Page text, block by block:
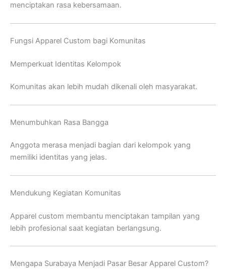
menciptakan rasa kebersamaan.
Fungsi Apparel Custom bagi Komunitas
Memperkuat Identitas Kelompok
Komunitas akan lebih mudah dikenali oleh masyarakat.
Menumbuhkan Rasa Bangga
Anggota merasa menjadi bagian dari kelompok yang
memiliki identitas yang jelas.
Mendukung Kegiatan Komunitas
Apparel custom membantu menciptakan tampilan yang
lebih profesional saat kegiatan berlangsung.
Mengapa Surabaya Menjadi Pasar Besar Apparel Custom?